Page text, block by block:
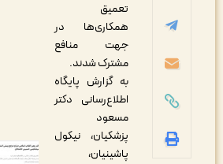
همکاری‌ها در
جهت منافع
مشترک شدند.
به گزارش پایگاه
اطلاع‌رسانی دکتر
پزشکیان، نیکول
پاشینیان،